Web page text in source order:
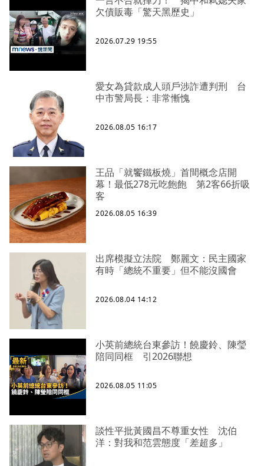
欠債販毒「驚天黑歷史」
2026.07.29 19:55
愛女為貸款成人頭戶涉詐遭判刑 台
中市警局長：非常慚愧
2026.08.05 16:17
王品「就饗鐵板燒」首間概念店開
幕！最低278元吃飽飽 第2客66折吸
客
2026.08.05 16:39
出席模擬立法院 鄭麗文：民主國家
有時「總統不重要」但不能沒國會
2026.08.04 14:12
小英前總統台東參訪！饒慶鈴、陳瑩
陪同同框 引2026聯想
2026.08.05 11:05
談性平批黃國昌不尊重女性 沈伯
洋：對我和范雲態度「差超多」